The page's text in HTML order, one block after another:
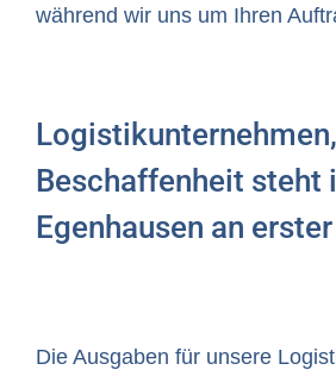
während wir uns um Ihren
Logistikunternehmen,
Beschaffenheit steht
Egenhausen an
Die Ausgaben für unsere